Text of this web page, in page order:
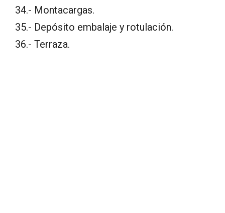
34.- Montacargas.
35.- Depósito embalaje y rotulación.
36.- Terraza.